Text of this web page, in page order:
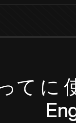
て に